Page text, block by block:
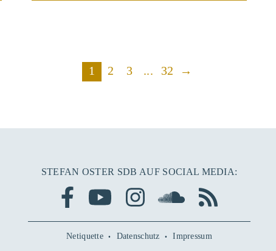
1 2 3 ... 32 →
STEFAN OSTER SDB AUF SOCIAL MEDIA:
Netiquette Datenschutz Impressum